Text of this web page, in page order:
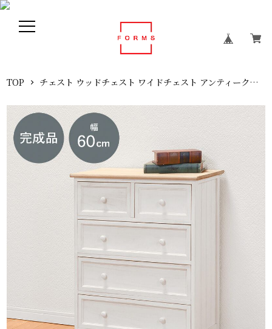
TOP チェスト ウッドチェスト ワイドチェスト アンティーク調 幅60 奥行31 高さ76